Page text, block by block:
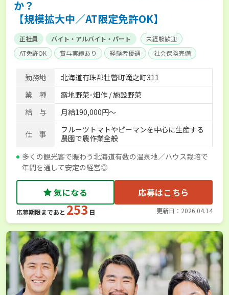
か？
【規模拡大中／AT限定免許OK】
正社員 バイト・アルバイト・パート
未経験歓迎
AT免許OK
賞与実績あり 経験者優遇 社会保険完備
勤務地
北海道有珠郡壮瞥町滝之町311
業 種
露地野菜･畑作 / 施設野菜
給 与
月給190,000円～
仕 事
フルーツトマトやピーマンを中心に生産する
農園で農作業全般
多くの観光客で賑わう北海道有数の温泉地／ハウス栽培で
年間を通して安定の経営◎
気になる 応募はこちら
応募期限まであと 253 日 更新日：2026.04.14